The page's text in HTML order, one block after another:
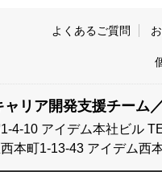
よくあるご質問
リア開発支援チーム
4-10 アイデム本社ビル
本町1-13-43 アイデム西